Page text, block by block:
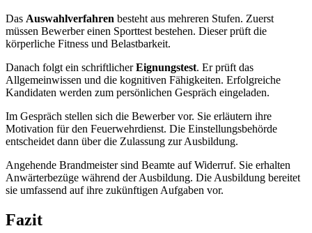
Das Auswahlverfahren besteht aus mehreren Stufen. Zuerst
müssen Bewerber einen Sporttest bestehen. Dieser prüft die
körperliche Fitness und Belastbarkeit.
Danach folgt ein schriftlicherEignungstest. Er prüft das
Allgemeinwissen und die kognitiven Fähigkeiten. Erfolgreiche
Kandidaten werden zum persönlichen Gespräch eingeladen.
Im Gespräch stellen sich die Bewerber vor. Sie erläutern ihre
Motivation für den Feuerwehrdienst. Die Einstellungsbehörde
entscheidet dann über die Zulassung zur Ausbildung.
Angehende Brandmeister sind Beamte auf Widerruf. Sie erhalten
Anwärterbezüge während der Ausbildung. Die Ausbildung bereitet
sie umfassend auf ihre zukünftigen Aufgaben vor.
Fazit